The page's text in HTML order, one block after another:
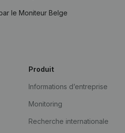
le Moniteur Belge
Produit
Informations d’entreprise
Monitoring
Recherche internationale